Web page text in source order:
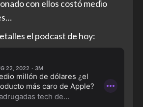
con ellos costó medio
el podcast de hoy: